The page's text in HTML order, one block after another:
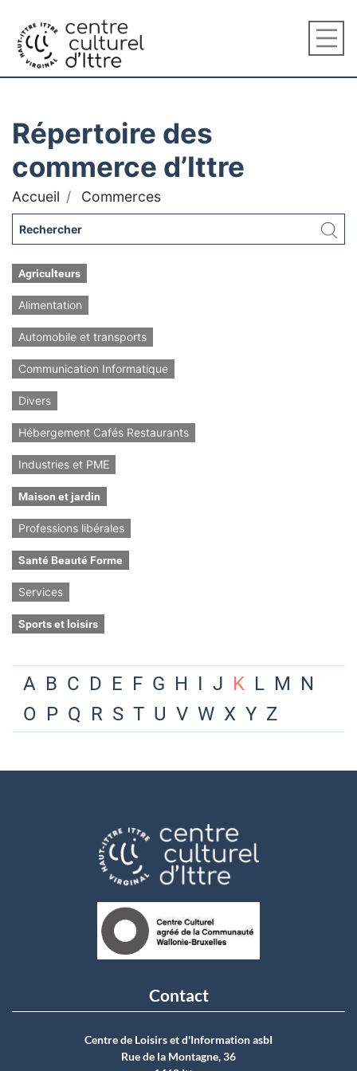
Répertoire des
commerce d’Ittre
Accueil Commerces
Agriculteurs
Alimentation
Automobile et transports
Communication Informatique
Divers
Hébergement Cafés Restaurants
Industries et PME
Maison et jardin
Professions libérales
Santé Beauté Forme
Services
Sports et loisirs
A B C D E F G H I J K L M N
O P Q R S T U V W X Y Z
Contact
Centre de Loisirs et d'Information asbI
Rue de la Montagne, 36